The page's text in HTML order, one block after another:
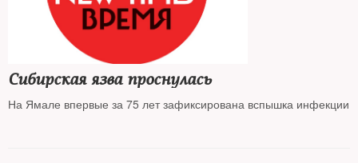
Сибирская язва проснулась
На Ямале впервые за 75 лет зафиксирована вспышка инфекции